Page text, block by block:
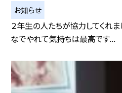
お知らせ
２年生の人たちが協力してくれ
なでやれて気持ちは最高です...